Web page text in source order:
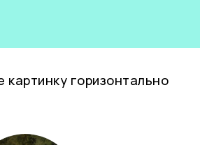
картинку горизонтально